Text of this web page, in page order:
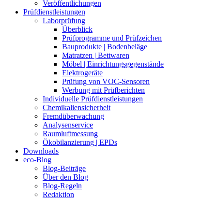
Veröffentlichungen
Prüfdienstleistungen
Laborprüfung
Überblick
Prüfprogramme und Prüfzeichen
Bauprodukte | Bodenbeläge
Matratzen | Bettwaren
Möbel | Einrichtungsgegenstände
Elektrogeräte
Prüfung von VOC-Sensoren
Werbung mit Prüfberichten
Individuelle Prüfdienstleistungen
Chemikaliensicherheit
Fremdüberwachung
Analysenservice
Raumluftmessung
Ökobilanzierung | EPDs
Downloads
eco-Blog
Blog-Beiträge
Über den Blog
Blog-Regeln
Redaktion